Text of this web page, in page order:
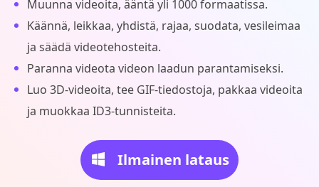
Muunna videoita, ääntä yli 1000 formaatissa.
Käännä, leikkaa, yhdistä, rajaa, suodata, vesileimaa
ja säädä videotehosteita.
Paranna videota videon laadun parantamiseksi.
Luo 3D-videoita, tee GIF-tiedostoja, pakkaa videoita
ja muokkaa ID3-tunnisteita.
Ilmainen lataus